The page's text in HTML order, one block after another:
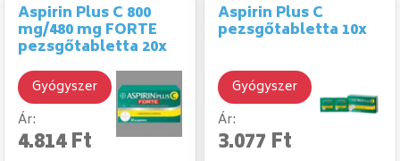
Aspirin Plus C 800
mg/480 mg FORTE
pezsgőtabletta 20x
Gyógyszer
Ár:
4.814 Ft
Aspirin Plus C
pezsgőtabletta 10x
Gyógyszer
Ár:
3.077 Ft